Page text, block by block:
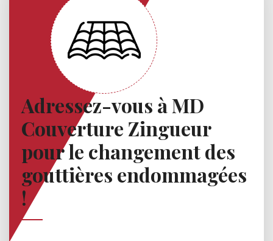
Adressez-vous à MD
Couverture Zingueur
pour le changement des
gouttières endommagées
!